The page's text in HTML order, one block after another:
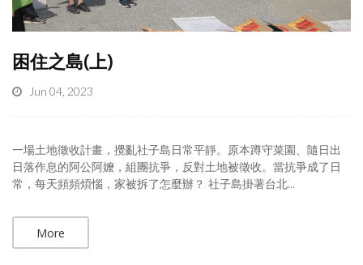
困住之島(上)
Jun 04, 2023
一場土地徵收計畫，攪亂社子島日常平靜。原本蹲守菜園、隨日出
日落作息的阿公阿嬤，組團抗爭，反對土地被徵收。當抗爭成了日
常，每天頻頻煩惱，家被拆了怎麼辦？ 社子島掛著台北...
More